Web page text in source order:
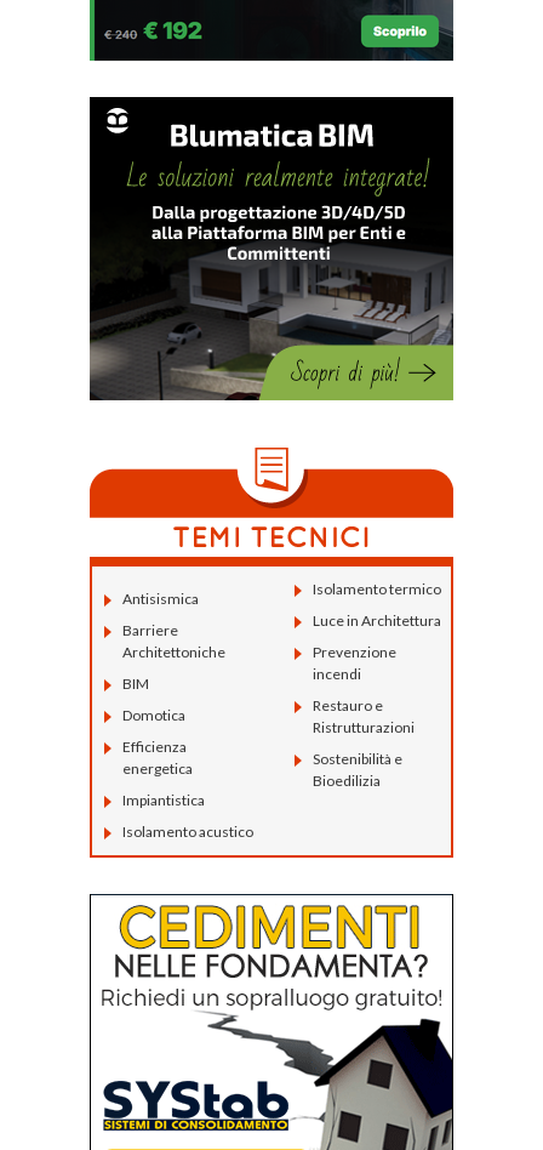
Antisismica
Barriere
Architettoniche
BIM
Domotica
Efficienza
energetica
Impiantistica
Isolamento acustico
Isolamento termico
Luce in Architettura
Prevenzione
incendi
Restauro e
Ristrutturazioni
Sostenibilità e
Bioedilizia